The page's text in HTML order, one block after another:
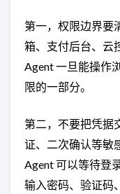
第一，权限边界要
箱、支付后台、云
Agent 一旦能操作
限的一部分。
第二，不要把凭据
证、二次确认等敏
Agent 可以等待登
输入密码、验证码